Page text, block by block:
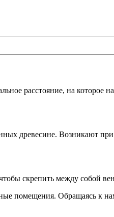
расстояние, на
древесине. Возникают
скрепить между собой
помещения. Обращаясь к